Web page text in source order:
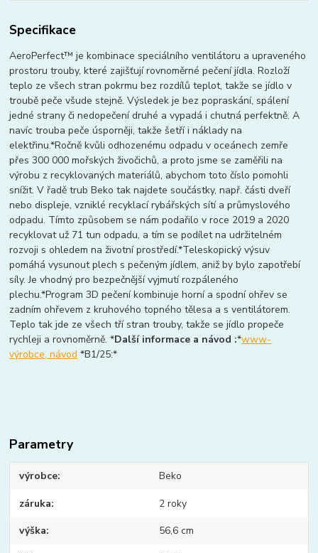
Specifikace
AeroPerfect™ je kombinace speciálního ventilátoru a upraveného
prostoru trouby, které zajišťují rovnoměrné pečení jídla. Rozloží
teplo ze všech stran pokrmu bez rozdílů teplot, takže se jídlo v
troubě peče všude stejně. Výsledek je bez popraskání, spálení
jedné strany či nedopečení druhé a vypadá i chutná perfektně. A
navíc trouba peče úsporněji, takže šetří i náklady na
elektřinu.*Ročně kvůli odhozenému odpadu v oceánech zemře
přes 300 000 mořských živočichů, a proto jsme se zaměřili na
výrobu z recyklovaných materiálů, abychom toto číslo pomohli
snížit. V řadě trub Beko tak najdete součástky, např. části dveří
nebo displeje, vzniklé recyklací rybářských sítí a průmyslového
odpadu. Tímto způsobem se nám podařilo v roce 2019 a 2020
recyklovat už 71 tun odpadu, a tím se podílet na udržitelném
rozvoji s ohledem na životní prostředí.*Teleskopický výsuv
pomáhá vysunout plech s pečeným jídlem, aniž by bylo zapotřebí
síly. Je vhodný pro bezpečnější vyjmutí rozpáleného
plechu.*Program 3D pečení kombinuje horní a spodní ohřev se
zadním ohřevem z kruhového topného tělesa a s ventilátorem.
Teplo tak jde ze všech tří stran trouby, takže se jídlo propeče
rychleji a rovnoměrně. *Další informace a návod :*www-
výrobce, návod *B1/25:*
Parametry
výrobce Beko
záruka 2 roky
výška 56,6 cm